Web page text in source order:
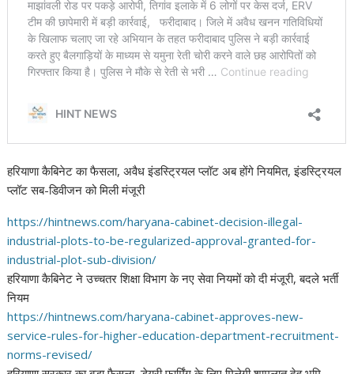
हरियाणा कैबिनेट का फैसला, अवैध इंडस्ट्रियल प्लॉट अब होंगे नियमित, इंडस्ट्रियल
प्लॉट सब-डिवीजन को मिली मंजूरी
https://hintnews.com/haryana-cabinet-decision-illegal-
industrial-plots-to-be-regularized-approval-granted-for-
industrial-plot-sub-division/
हरियाणा कैबिनेट ने उच्चतर शिक्षा विभाग के नए सेवा नियमों को दी मंजूरी, बदले भर्ती
नियम
https://hintnews.com/haryana-cabinet-approves-new-
service-rules-for-higher-education-department-recruitment-
norms-revised/